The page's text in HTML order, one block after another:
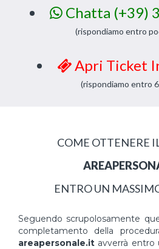
Chatta (+39)
(rispondiamo entro
Apri Ticket
(rispondiamo entro
COME OTTENERE
ENTRO UN
Seguendo scrupolosamente
completamento della
areapersonale.it avverrà